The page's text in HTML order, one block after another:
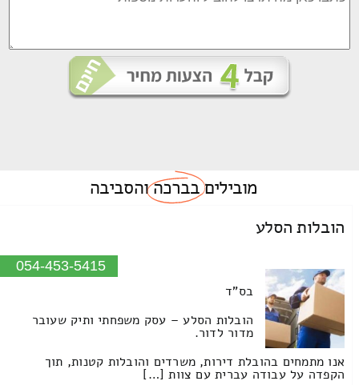
מוביליםבברכהוהסביבה
הובלות הסלע
054-453-5415
בס"ד
הובלות הסלע – עסק משפחתי ותיק שעובר
מדור לדור.
אנו מתמחים בהובלת דירות, משרדים והובלות קטנות, תוך
הקפדה על עבודה עברית עם צוות […]